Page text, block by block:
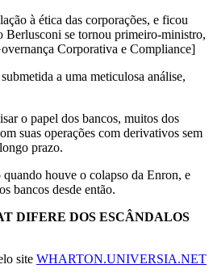
à ética das corporações, e ficou
Berlusconi se tornou primeiro-ministro,
Corporativa e Compliance]
a uma meticulosa análise,
o papel dos bancos, muitos dos
suas operações com derivativos sem
prazo.
houve o colapso da Enron, e
bancos desde então.
DIFERE DOS ESCÂNDALOS
site WHARTON.UNIVERSIA.NET